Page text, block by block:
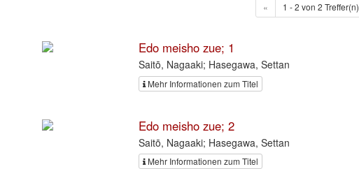
« 1 - 2 von 2 Treffer(n)
Edo meisho zue; 1
Saitō, Nagaaki; Hasegawa, Settan
Mehr Informationen zum Titel
Edo meisho zue; 2
Saitō, Nagaaki; Hasegawa, Settan
Mehr Informationen zum Titel